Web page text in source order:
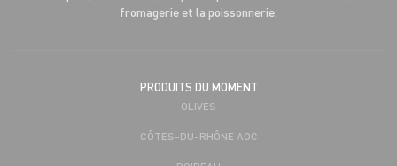
fromagerie et la poissonnerie.
PRODUITS DU MOMENT
OLIVES
CÔTES-DU-RHÔNE AOC